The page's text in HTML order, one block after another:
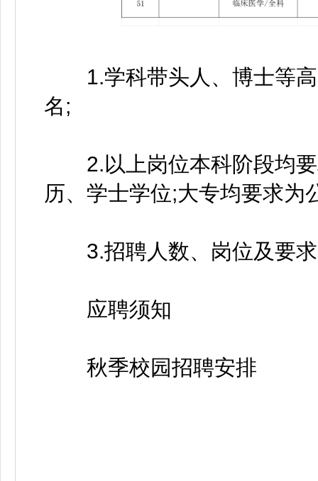
1.学科带头人、博士等高
名;
2.以上岗位本科阶段均要
历、学士学位;大专均要求为
3.招聘人数、岗位及要求
应聘须知
秋季校园招聘安排